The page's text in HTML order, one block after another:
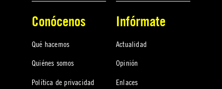
Conócenos
Qué hacemos
Quiénes somos
Política de privacidad
Infórmate
Actualidad
Opinión
Enlaces